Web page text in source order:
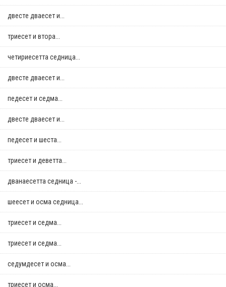
двестe дваесет и...
триесет и втора...
четириесетта седница...
двестe дваесет и...
педесет и седма...
двестe дваесет и...
педесет и шеста...
триесет и деветта...
дванаесетта седница -...
шеесет и осма седница...
триесет и седма...
триесет и седма...
седумдесет и осма...
триесет и осма...